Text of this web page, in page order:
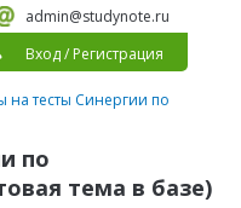
admin@studynote.ru
Вход/ Регистрация
на тесты Синергии по
по
тема в базе)